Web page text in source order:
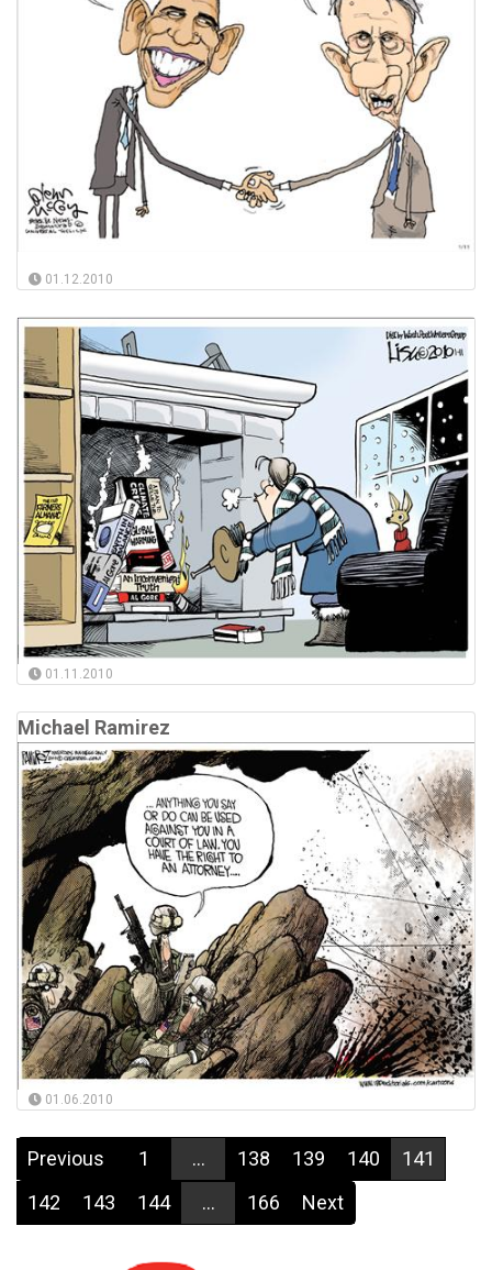
01.12.2010
01.11.2010
Michael Ramirez
01.06.2010
Previous 1 ... 138 139 140
141
142
143 144 ... 166 Next